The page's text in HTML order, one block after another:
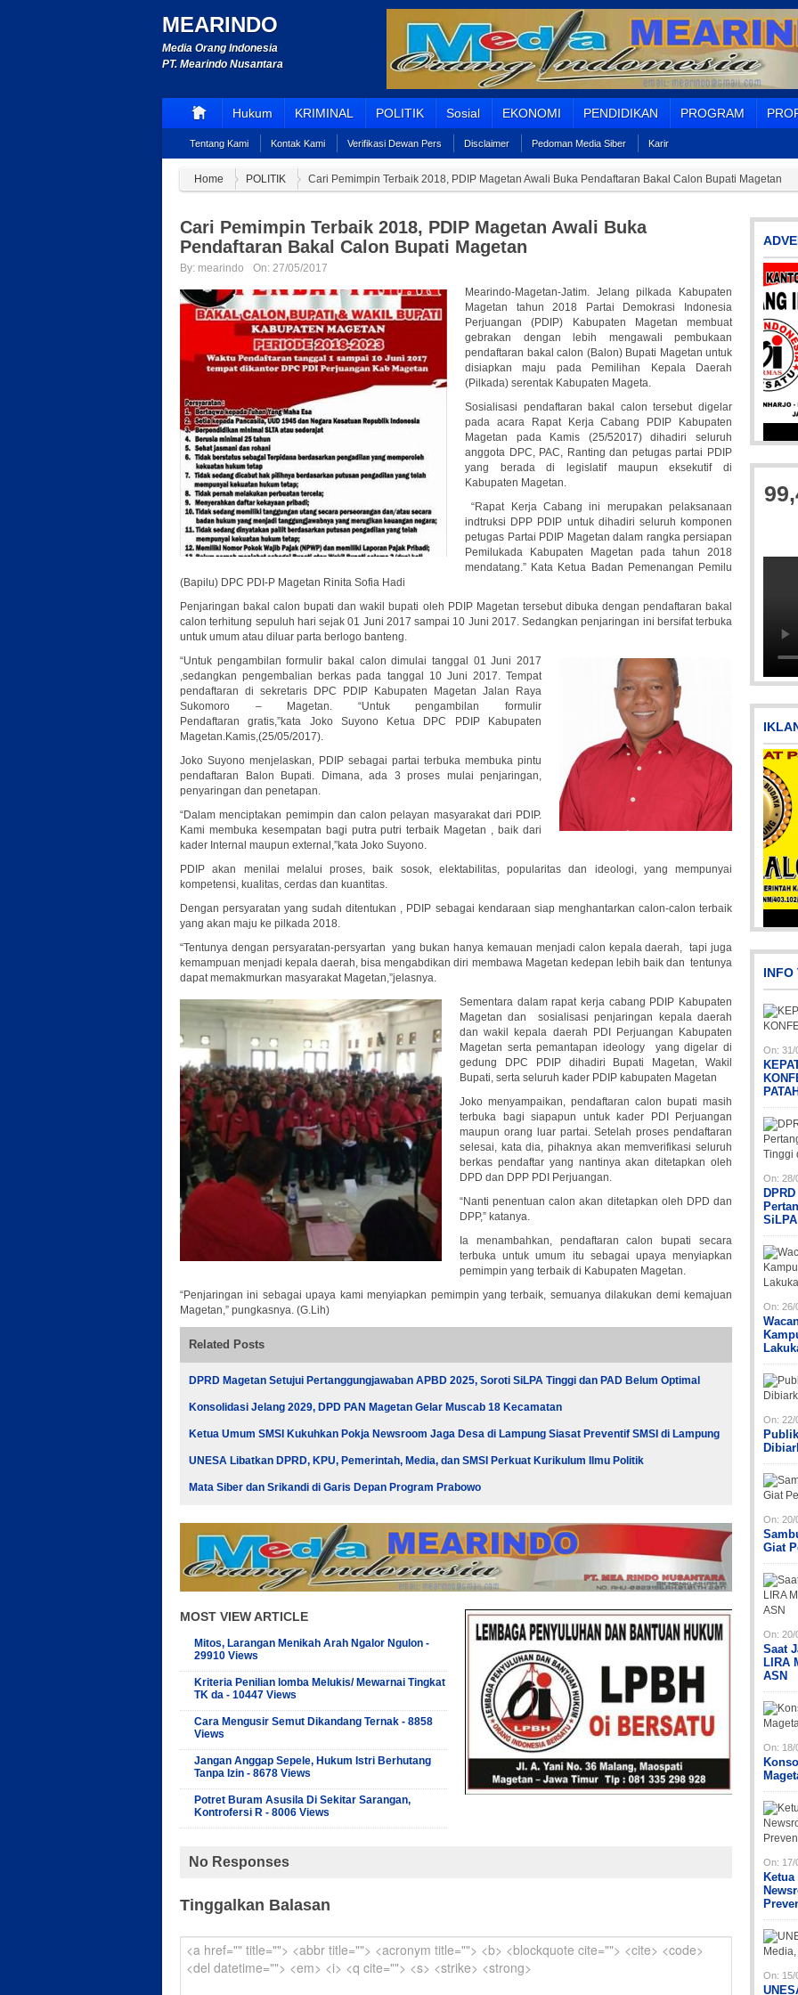
MEARINDO
Media Orang Indonesia
PT. Mearindo Nusantara
Hukum KRIMINAL POLITIK Sosial EKONOMI PENDIDIKAN PROGRAM
Tentang Kami Kontak Kami Verifikasi Dewan Pers Disclaimer Pedoman Media Siber Karir
Home POLITIK Cari Pemimpin Terbaik 2018, PDIP Magetan Awali Buka Pendaftaran Bakal Calon Bupati Magetan
Cari Pemimpin Terbaik 2018, PDIP Magetan Awali Buka
Pendaftaran Bakal Calon Bupati Magetan
By: mearindo On: 27/05/2017
Mearindo-Magetan-Jatim. Jelang pilkada Kabupaten
Magetan tahun 2018 Partai Demokrasi Indonesia
Perjuangan (PDIP) Kabupaten Magetan membuat
gebrakan dengan lebih mengawali pembukaan
pendaftaran bakal calon (Balon) Bupati Magetan untuk
disiapkan maju pada Pemilihan Kepala Daerah
(Pilkada) serentak Kabupaten Mageta.
Sosialisasi pendaftaran bakal calon tersebut digelar
pada acara Rapat Kerja Cabang PDIP Kabupaten
Magetan pada Kamis (25/52017) dihadiri seluruh
anggota DPC, PAC, Ranting dan petugas partai PDIP
yang berada di legislatif maupun eksekutif di
Kabupaten Magetan.
“Rapat Kerja Cabang ini merupakan pelaksanaan
indtruksi DPP PDIP untuk dihadiri seluruh komponen
petugas Partai PDIP Magetan dalam rangka persiapan
Pemilukada Kabupaten Magetan pada tahun 2018
mendatang.” Kata Ketua Badan Pemenangan Pemilu
(Bapilu) DPC PDI-P Magetan Rinita Sofia Hadi
Penjaringan bakal calon bupati dan wakil bupati oleh PDIP Magetan tersebut dibuka dengan pendaftaran bakal
calon terhitung sepuluh hari sejak 01 Juni 2017 sampai 10 Juni 2017. Sedangkan penjaringan ini bersifat terbuka
untuk umum atau diluar parta berlogo banteng.
“Untuk pengambilan formulir bakal calon dimulai tanggal 01 Juni 2017
,sedangkan pengembalian berkas pada tanggal 10 Juni 2017. Tempat
pendaftaran di sekretaris DPC PDIP Kabupaten Magetan Jalan Raya
Sukomoro – Magetan. “Untuk pengambilan formulir
Pendaftaran gratis,”kata Joko Suyono Ketua DPC PDIP Kabupaten
Magetan.Kamis,(25/05/2017).
Joko Suyono menjelaskan, PDIP sebagai partai terbuka membuka pintu
pendaftaran Balon Bupati. Dimana, ada 3 proses mulai penjaringan,
penyaringan dan penetapan.
“Dalam menciptakan pemimpin dan calon pelayan masyarakat dari PDIP.
Kami membuka kesempatan bagi putra putri terbaik Magetan , baik dari
kader Internal maupun external,”kata Joko Suyono.
PDIP akan menilai melalui proses, baik sosok, elektabilitas, popularitas dan ideologi, yang mempunyai
kompetensi, kualitas, cerdas dan kuantitas.
Dengan persyaratan yang sudah ditentukan , PDIP sebagai kendaraan siap menghantarkan calon-calon terbaik
yang akan maju ke pilkada 2018.
“Tentunya dengan persyaratan-persyartan yang bukan hanya kemauan menjadi calon kepala daerah, tapi juga
kemampuan menjadi kepala daerah, bisa mengabdikan diri membawa Magetan kedepan lebih baik dan tentunya
dapat memakmurkan masyarakat Magetan,”jelasnya.
Sementara dalam rapat kerja cabang PDIP Kabupaten
Magetan dan sosialisasi penjaringan kepala daerah
dan wakil kepala daerah PDI Perjuangan Kabupaten
Magetan serta pemantapan ideology yang digelar di
gedung DPC PDIP dihadiri Bupati Magetan, Wakil
Bupati, serta seluruh kader PDIP kabupaten Magetan
Joko menyampaikan, pendaftaran calon bupati masih
terbuka bagi siapapun untuk kader PDI Perjuangan
maupun orang luar partai. Setelah proses pendaftaran
selesai, kata dia, pihaknya akan memverifikasi seluruh
berkas pendaftar yang nantinya akan ditetapkan oleh
DPD dan DPP PDI Perjuangan.
“Nanti penentuan calon akan ditetapkan oleh DPD dan
DPP,” katanya.
Ia menambahkan, pendaftaran calon bupati secara
terbuka untuk umum itu sebagai upaya menyiapkan
pemimpin yang terbaik di Kabupaten Magetan.
“Penjaringan ini sebagai upaya kami menyiapkan pemimpin yang terbaik, semuanya dilakukan demi kemajuan
Magetan,” pungkasnya. (G.Lih)
Related Posts
DPRD Magetan Setujui Pertanggungjawaban APBD 2025, Soroti SiLPA Tinggi dan PAD Belum Optimal
Konsolidasi Jelang 2029, DPD PAN Magetan Gelar Muscab 18 Kecamatan
Ketua Umum SMSI Kukuhkan Pokja Newsroom Jaga Desa di Lampung Siasat Preventif SMSI di Lampung
UNESA Libatkan DPRD, KPU, Pemerintah, Media, dan SMSI Perkuat Kurikulum Ilmu Politik
Mata Siber dan Srikandi di Garis Depan Program Prabowo
MOST VIEW ARTICLE
Mitos, Larangan Menikah Arah Ngalor Ngulon -
29910 Views
Kriteria Penilian lomba Melukis/ Mewarnai Tingkat
TK da - 10447 Views
Cara Mengusir Semut Dikandang Ternak - 8858
Views
Jangan Anggap Sepele, Hukum Istri Berhutang
Tanpa Izin - 8678 Views
Potret Buram Asusila Di Sekitar Sarangan,
Kontrofersi R - 8006 Views
No Responses
Tinggalkan Balasan
Picsart_23-04-10_00-36-15-097
Picsart_23-04-12_11-55-35-
Picsart_23-04-12_12-24-51-034
INFO
On: 31/
PATAH
On: 28/
On: 26/
On: 22/
On: 20/
Giat
On: 20/
Saat
LIRA
ASN
On: 18/
On: 17/
On: 15/